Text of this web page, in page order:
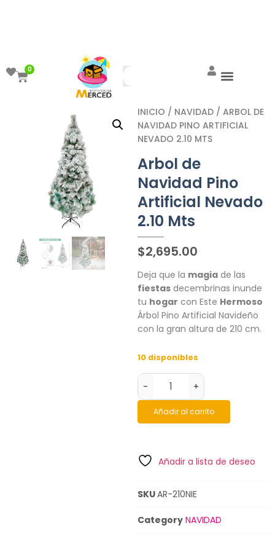
0
INICIO / NAVIDAD / ARBOL DE
NAVIDAD PINO ARTIFICIAL
NEVADO 2.10 MTS
Arbol de
Navidad Pino
Artificial Nevado
2.10 Mts
$2,695.00
Deja que la magia de las
fiestas decembrinas inunde
tu hogar con Este Hermoso
Árbol Pino Artificial Navideño
con la gran altura de 210 cm.
10 disponibles
- +
Añadir al carrito
Añadir a lista de deseo
SKUAR-210NIE
Category NAVIDAD